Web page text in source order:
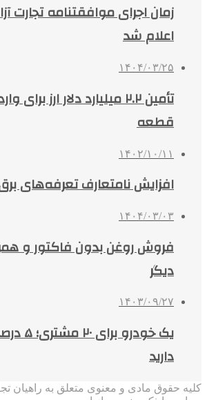
زمان اجرای موافقتنامه تجارت
اعلام شد
۱۴۰۴/۰۳/۲۵
تأمین ۲.۲ میلیارد دلار ارز
قطعه
۱۴۰۲/۱۰/۱۱
افزایش نامتعارف تعرفه‌های
۱۴۰۴/۰۳/۰۳
فروش روغن بدون فاکتور و
دیگر
۱۴۰۳/۰۹/۲۷
یک
دارید
کلیه حقوق مادی و معنوی متعلق به راهیان